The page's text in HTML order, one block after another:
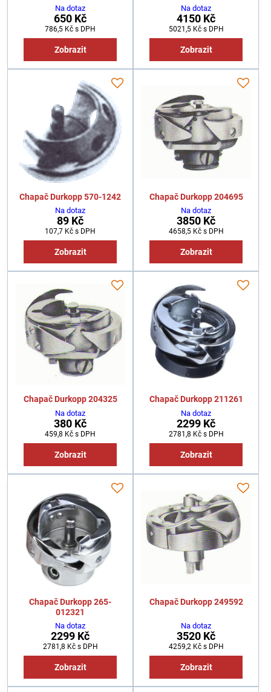
Na dotaz
650 Kč
786,5 Kč s DPH
Zobrazit
Na dotaz
4150 Kč
5021,5 Kč s DPH
Zobrazit
Chapač Durkopp 570-1242
Na dotaz
89 Kč
107,7 Kč s DPH
Zobrazit
Chapač Durkopp 204695
Na dotaz
3850 Kč
4658,5 Kč s DPH
Zobrazit
Chapač Durkopp 204325
Na dotaz
380 Kč
459,8 Kč s DPH
Zobrazit
Chapač Durkopp 211261
Na dotaz
2299 Kč
2781,8 Kč s DPH
Zobrazit
Chapač Durkopp 265-
012321
Na dotaz
2299 Kč
2781,8 Kč s DPH
Zobrazit
Chapač Durkopp 249592
Na dotaz
3520 Kč
4259,2 Kč s DPH
Zobrazit